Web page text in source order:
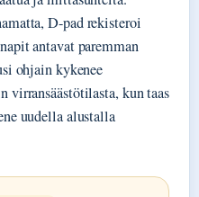
D-pad rekisteroi
antavat paremman
ohjain kykenee
virransäästötilasta, kun taas
uudella alustalla